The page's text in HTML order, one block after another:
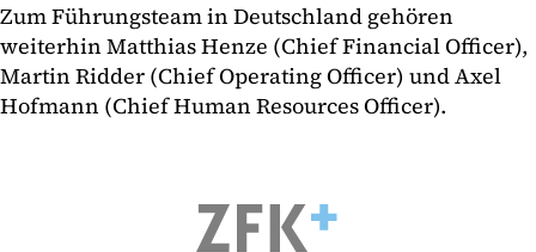
Zum Führungsteam in Deutschland gehören
weiterhin Matthias Henze (Chief Financial Officer),
Martin Ridder (Chief Operating Officer) und Axel
Hofmann (Chief Human Resources Officer).